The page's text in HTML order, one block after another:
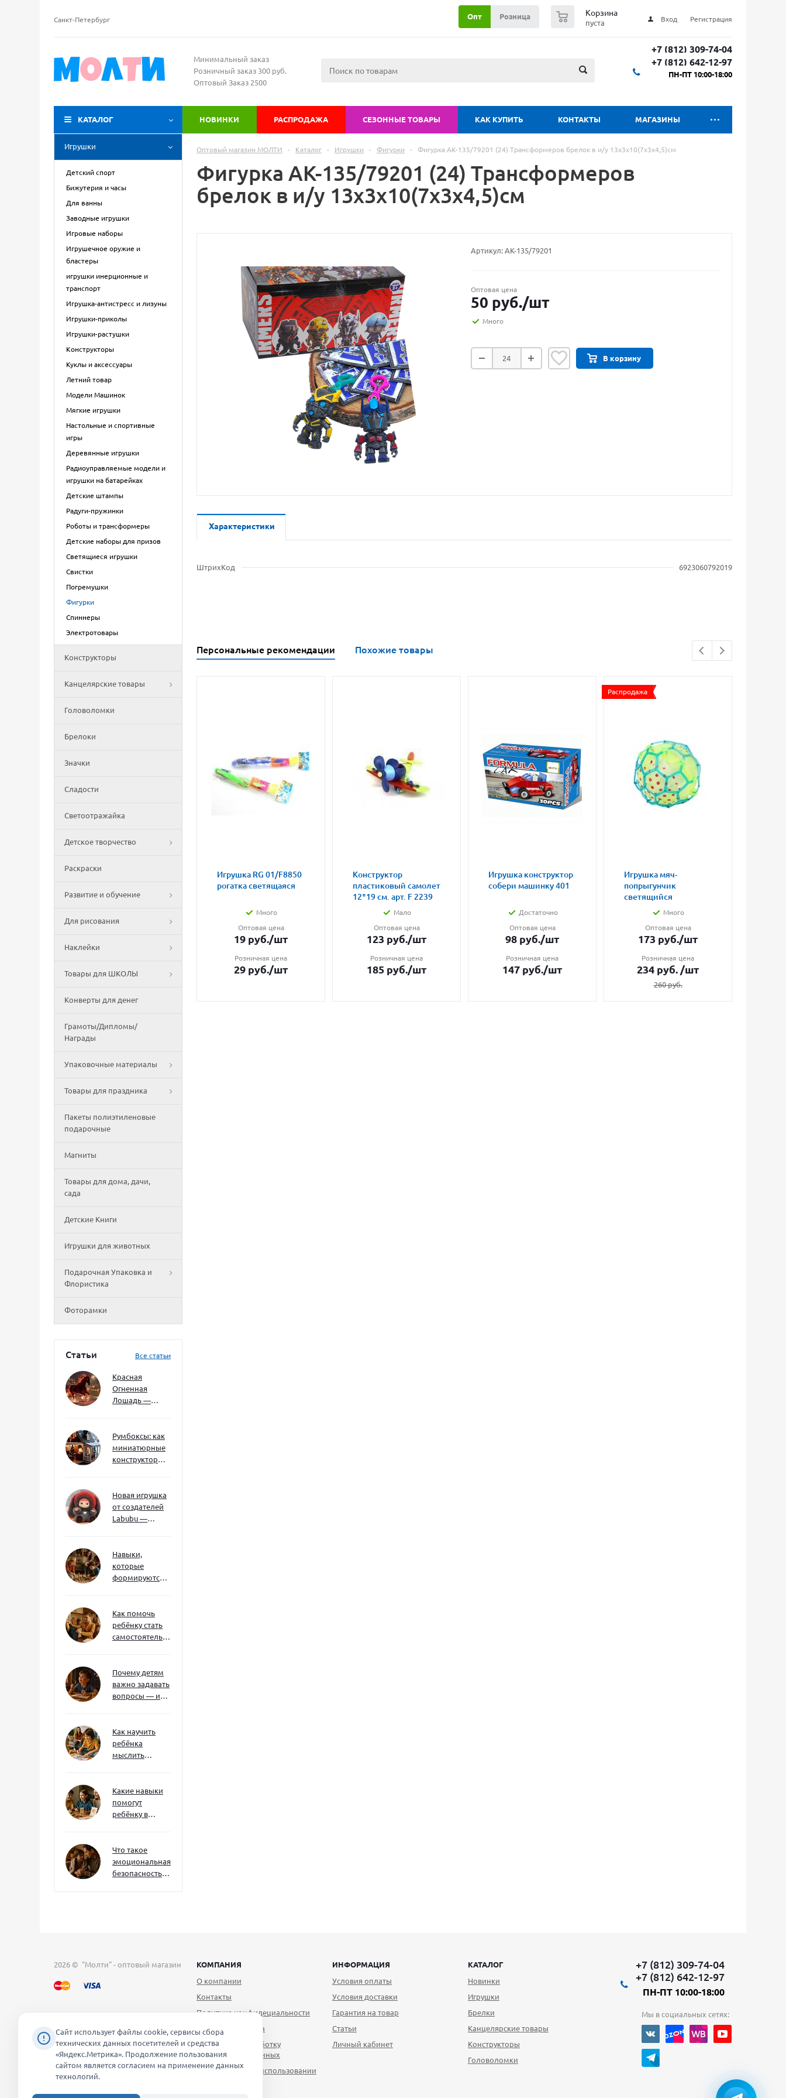
Санкт-Петербург Вход Регистрация
Корзина
пуста
Опт Розница
Минимальный заказ
Розничный заказ 300 руб.
Оптовый Заказ 2500
+7 (812) 309-74-04
+7 (812) 642-12-97
ПН-ПТ 10:00-18:00
КАТАЛОГ НОВИНКИ РАСПРОДАЖА СЕЗОННЫЕ ТОВАРЫ КАК КУПИТЬ КОНТАКТЫ МАГАЗИНЫ
Игрушки
Детский спорт
Бижутерия и часы
Для ванны
Заводные игрушки
Игровые наборы
Игрушечное оружие и
бластеры
игрушки инерционные и
транспорт
Игрушка-антистресс и лизуны
Игрушки-приколы
Игрушки-растушки
Конструкторы
Куклы и аксессуары
Летний товар
Модели Машинок
Мягкие игрушки
Настольные и спортивные
игры
Деревянные игрушки
Радиоуправляемые модели и
игрушки на батарейках
Детские штампы
Радуги-пружинки
Роботы и трансформеры
Детские наборы для призов
Светящиеся игрушки
Свистки
Погремушки
Фигурки
Спиннеры
Электротовары
Конструкторы
Канцелярские товары
Головоломки
Брелоки
Значки
Сладости
Светоотражайка
Детское творчество
Раскраски
Развитие и обучение
Для рисования
Наклейки
Товары для ШКОЛЫ
Конверты для денег
Грамоты/Дипломы/
Награды
Упаковочные материалы
Товары для праздника
Пакеты полиэтиленовые
подарочные
Магниты
Товары для дома, дачи,
сада
Детские Книги
Игрушки для животных
Подарочная Упаковка и
Флористика
Фоторамки
Статьи Все статьи
Красная
Огненная
Лошадь —
ждать и как
подготовиться
Румбоксы: как
миниатюрные
конструкторы
мышление и
внимание к
деталям
Новая игрушка
от создателей
Labubu —
Навыки,
которые
формируются
ребёнка
успешным
Как помочь
ребёнку стать
самостоятельным
Почему детям
важно задавать
вопросы — и
Как научить
ребёнка
мыслить
сложностей
Какие навыки
помогут
ребёнку в
их уже сейчас
Что такое
эмоциональная
безопасность
Оптовый магазин МОЛТИ - Каталог - Игрушки - Фигурки - Фигурка АК-135/79201 (24) Трансформеров брелок в и/у 13х3х10(7х3х4,5)см
Фигурка АК-135/79201 (24) Трансформеров
брелок в и/у 13х3х10(7х3х4,5)см
Артикул: АК-135/79201
Оптовая цена
50 руб./шт
Много
В корзину
Характеристики
ШтрихКод 6923060792019
Персональные рекомендации Похожие товары
Игрушка RG 01/F8850
рогатка светящаяся
Много
Оптовая цена
19 руб./шт
Розничная цена
29 руб./шт
Конструктор
пластиковый самолет
12*19 см. арт. F 2239
Мало
Оптовая цена
123 руб./шт
Розничная цена
185 руб./шт
Игрушка конструктор
собери машинку 401
Достаточно
Оптовая цена
98 руб./шт
Розничная цена
147 руб./шт
Распродажа
Игрушка мяч-
попрыгунчик
светящийся
Много
Оптовая цена
173 руб./шт
Розничная цена
234 руб. /шт
260руб.
2026 © "Молти" - оптовый магазин
КОМПАНИЯ
О компании
Контакты
Политика конфидециальности
Публичная оферта
Согласие на обработку
персональных данных
Уведомление об использовании
ИНФОРМАЦИЯ
Условия оплаты
Условия доставки
Гарантия на товар
Статьи
Личный кабинет
КАТАЛОГ
Новинки
Игрушки
Брелки
Канцелярские товары
Конструкторы
Головоломки
+7 (812) 309-74-04
+7 (812) 642-12-97
ПН-ПТ 10:00-18:00
Мы в социальных сетях:
Сайт использует файлы cookie, сервисы сбора
технических данных посетителей и средства
«Яндекс.Метрика». Продолжение пользования
сайтом является согласием на применение данных
технологий.